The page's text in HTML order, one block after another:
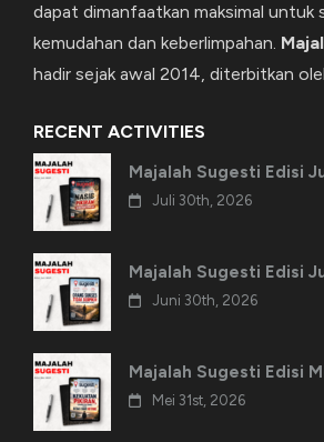
dapat dimanfaatkan maksimal untuk
kemudahan dan keberlimpahan.
hadir sejak awal 2014, diterbitkan
RECENT ACTIVITIES
Majalah Sugesti Edisi
Juli 30th, 2026
Majalah Sugesti Edisi
Juni 30th, 2026
Majalah Sugesti Edisi
Mei 31st, 2026